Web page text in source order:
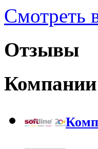
Смотреть
Отзывы
Компании